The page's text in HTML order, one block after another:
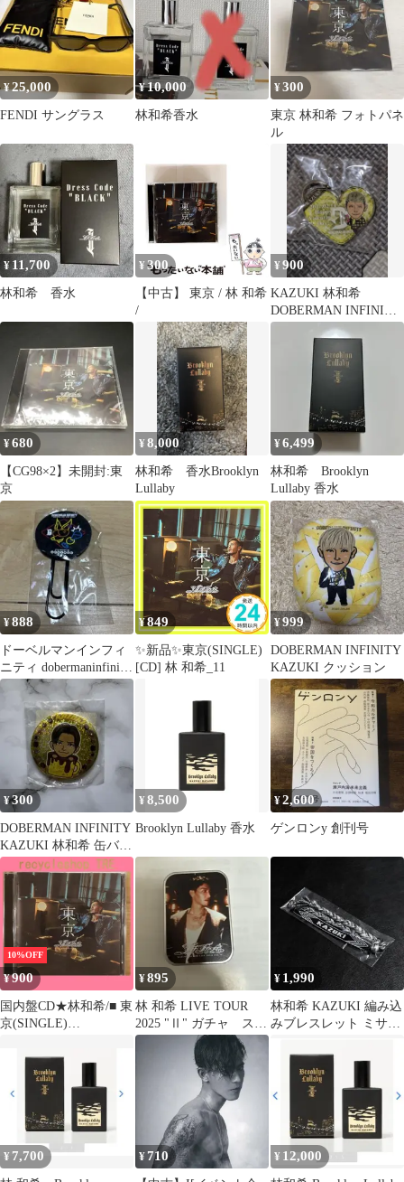
¥25,000
FENDI サングラス
¥10,000
林和希香水
¥300
東京 林和希 フォトパネ
ル
¥11,700
林和希 香水
¥ 300
【中古】 東京 / 林 和希
/
¥900
KAZUKI 林和希
DOBERMAN INFINITY
キーホルダー
¥680
【CG98×2】未開封:東
京
¥8,000
林和希 香水Brooklyn
Lullaby
¥6,499
林和希 Brooklyn
Lullaby 香水
¥888
ドーベルマンインフィ
ニティ dobermaninfinity
クリップ
¥849
✨新品✨東京(SINGLE)
[CD] 林 和希_11
¥999
DOBERMAN INFINITY
KAZUKI クッション
¥300
DOBERMAN INFINITY
KAZUKI 林和希 缶バッ
ジ 缶バッチ
¥8,500
Brooklyn Lullaby 香水
¥2,600
ゲンロンy 創刊号
10%OFF
¥900
国内盤CD★林和希/■ 東
京(SINGLE)
02542】I22754
¥895
林 和希 LIVE TOUR
2025 "Ⅱ" ガチャ スラ
イド缶ケース
¥ 1,990
林和希 KAZUKI 編み込
みブレスレット ミサン
¥ 7,700 ¥710 ¥ 12,000